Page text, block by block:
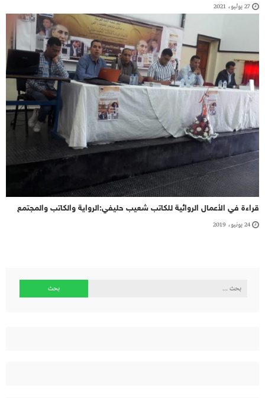
27 يوليو، 2021
قراءة في الأعمال الروائية للكاتب شعيب حليفي:الرواية والكاتب والمجتمع
24 يونيو، 2019
البحث